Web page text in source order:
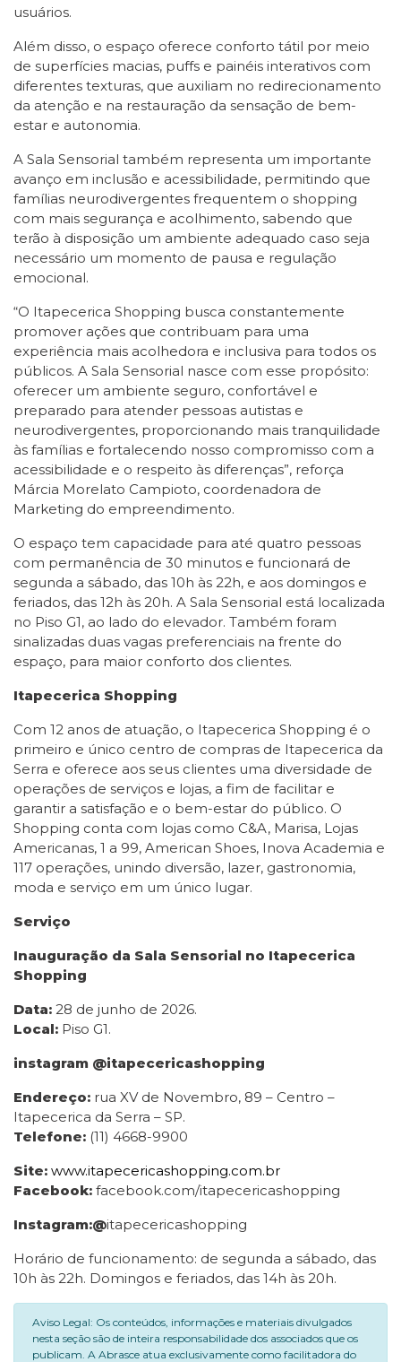
usuários.
Além disso, o espaço oferece conforto tátil por meio
de superfícies macias, puffs e painéis interativos com
diferentes texturas, que auxiliam no redirecionamento
da atenção e na restauração da sensação de bem-
estar e autonomia.
A Sala Sensorial também representa um importante
avanço em inclusão e acessibilidade, permitindo que
famílias neurodivergentes frequentem o shopping
com mais segurança e acolhimento, sabendo que
terão à disposição um ambiente adequado caso seja
necessário um momento de pausa e regulação
emocional.
“O Itapecerica Shopping busca constantemente
promover ações que contribuam para uma
experiência mais acolhedora e inclusiva para todos os
públicos. A Sala Sensorial nasce com esse propósito:
oferecer um ambiente seguro, confortável e
preparado para atender pessoas autistas e
neurodivergentes, proporcionando mais tranquilidade
às famílias e fortalecendo nosso compromisso com a
acessibilidade e o respeito às diferenças”, reforça
Márcia Morelato Campioto, coordenadora de
Marketing do empreendimento.
O espaço tem capacidade para até quatro pessoas
com permanência de 30 minutos e funcionará de
segunda a sábado, das 10h às 22h, e aos domingos e
feriados, das 12h às 20h. A Sala Sensorial está localizada
no Piso G1, ao lado do elevador. Também foram
sinalizadas duas vagas preferenciais na frente do
espaço, para maior conforto dos clientes.
Itapecerica Shopping
Com 12 anos de atuação, o Itapecerica Shopping é o
primeiro e único centro de compras de Itapecerica da
Serra e oferece aos seus clientes uma diversidade de
operações de serviços e lojas, a fim de facilitar e
garantir a satisfação e o bem-estar do público. O
Shopping conta com lojas como C&A, Marisa, Lojas
Americanas, 1 a 99, American Shoes, Inova Academia e
117 operações, unindo diversão, lazer, gastronomia,
moda e serviço em um único lugar.
Serviço
Inauguração da Sala Sensorial no Itapecerica
Shopping
Data: 28 de junho de 2026.
Local: Piso G1.
instagram @itapecericashopping
Endereço: rua XV de Novembro, 89 – Centro –
Itapecerica da Serra – SP.
Telefone: (11) 4668-9900
Site: www.itapecericashopping.com.br
Facebook: facebook.com/itapecericashopping
Instagram:@itapecericashopping
Horário de funcionamento: de segunda a sábado, das
10h às 22h. Domingos e feriados, das 14h às 20h.
Aviso Legal: Os conteúdos, informações e materiais divulgados
nesta seção são de inteira responsabilidade dos associados que os
publicam. A Abrasce atua exclusivamente como facilitadora do